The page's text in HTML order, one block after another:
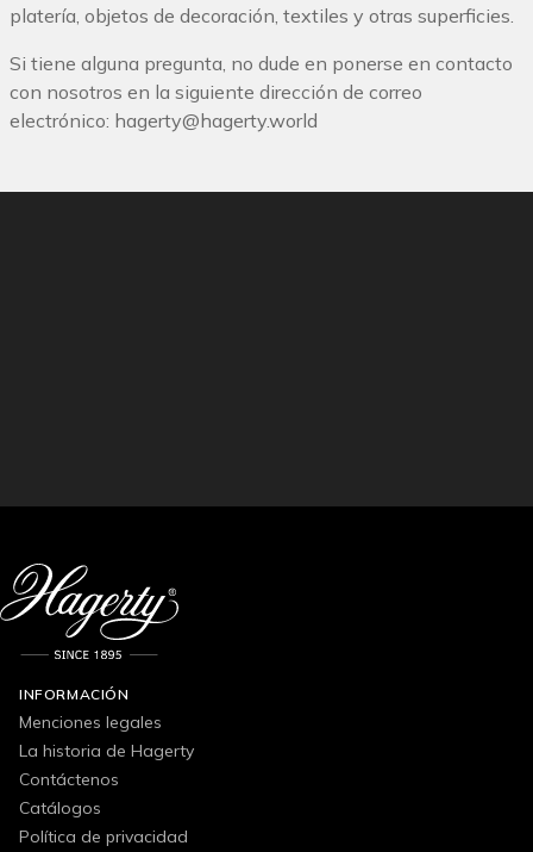
platería, objetos de decoración, textiles y otras superficies.
Si tiene alguna pregunta, no dude en ponerse en contacto
con nosotros en la siguiente dirección de correo
electrónico: hagerty@hagerty.world
INFORMACIÓN
Menciones legales
La historia de Hagerty
Contáctenos
Catálogos
Política de privacidad